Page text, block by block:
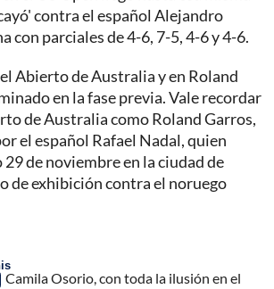
contra el español Alejandro
con parciales de 4-6, 7-5, 4-6 y 4-6.
Abierto de Australia y en Roland
en la fase previa. Vale recordar
de Australia como Roland Garros,
el español Rafael Nadal, quien
de noviembre en la ciudad de
de exhibición contra el noruego
Camila Osorio, con toda la ilusión en el